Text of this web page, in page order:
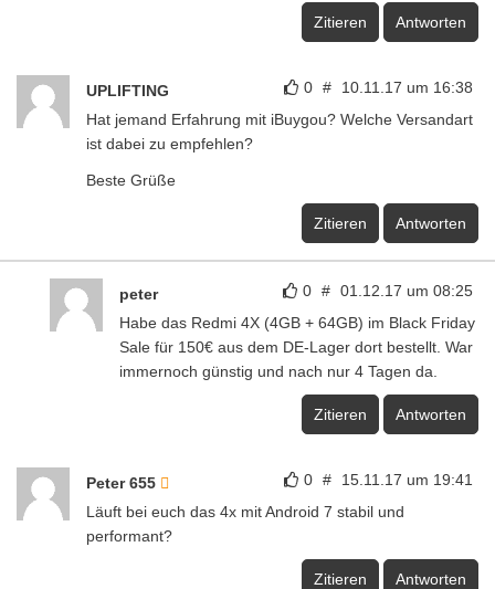
Zitieren Antworten
0 # 10.11.17 um 16:38
UPLIFTING
Hat jemand Erfahrung mit iBuygou? Welche Versandart
ist dabei zu empfehlen?
Beste Grüße
Zitieren Antworten
0 # 01.12.17 um 08:25
peter
Habe das Redmi 4X (4GB + 64GB) im Black Friday
Sale für 150€ aus dem DE-Lager dort bestellt. War
immernoch günstig und nach nur 4 Tagen da.
Zitieren Antworten
0 # 15.11.17 um 19:41
Peter 655
Läuft bei euch das 4x mit Android 7 stabil und
performant?
Zitieren Antworten